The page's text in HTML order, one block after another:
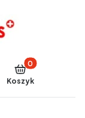
Produkty w
Koszyk